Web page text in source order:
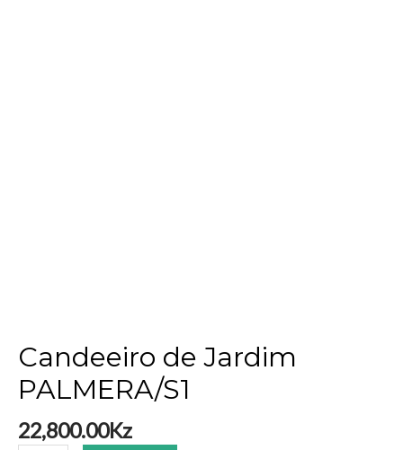
Candeeiro de Jardim
PALMERA/S1
22,800.00Kz